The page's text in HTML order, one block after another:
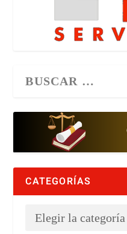
CATEGORÍAS